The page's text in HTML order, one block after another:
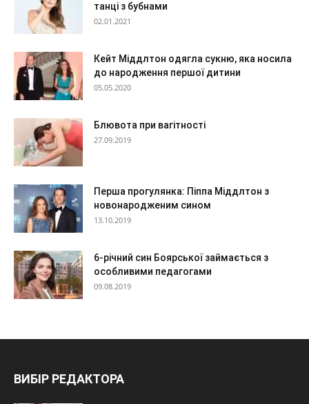
танці з бубнами
02.01.2021
Кейт Міддлтон одягла сукню, яка носила
до народження першої дитини
05.05.2020
Блювота при вагітності
27.09.2019
Перша прогулянка: Піппа Міддлтон з
новонародженим сином
13.10.2019
6-річний син Боярської займається з
особливими педагогами
09.08.2019
ВИБІР РЕДАКТОРА